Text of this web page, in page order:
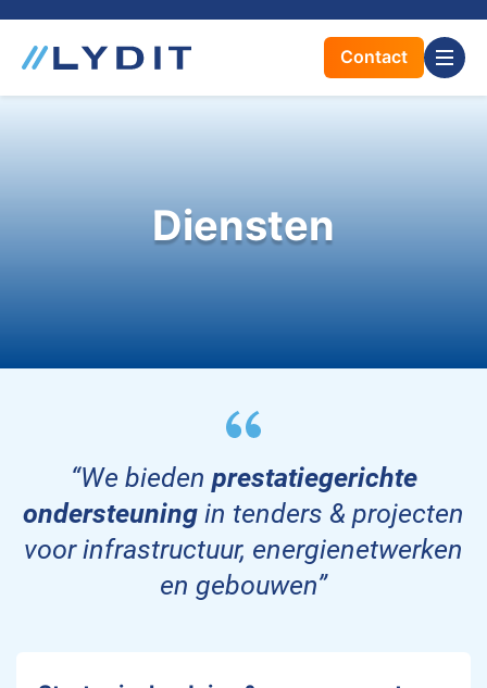
Contact
Contact
Diensten
“We bieden prestatiegerichte
ondersteuning in tenders & projecten
voor infrastructuur, energienetwerken
en gebouwen”